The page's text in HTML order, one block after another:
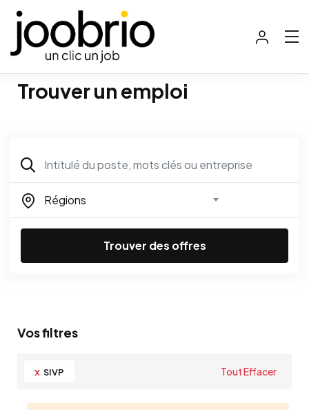
Trouver un emploi
Régions
Trouver des offres
Vos filtres
x SIVP Tout Effacer